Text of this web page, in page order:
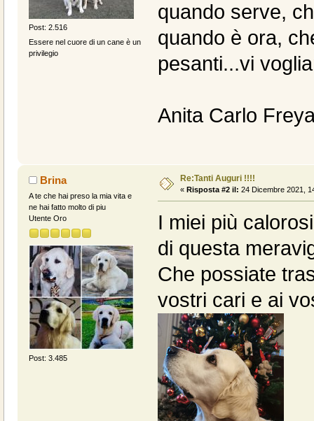
Post: 2.516
Essere nel cuore di un cane è un
privilegio
quando serve,
quando è ora,
pesanti...vi
Anita Carlo
Brina
A te che hai preso la mia vita e
ne hai fatto molto di piu
Utente Oro
Post: 3.485
Re:Tanti Auguri !!!!
« Risposta #2 il: 24 Dicembre 2021,
I miei più
di questa
Che possiate
vostri cari e ai